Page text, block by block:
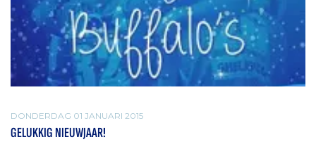
DONDERDAG 01 JANUARI 2015
GELUKKIG NIEUWJAAR!